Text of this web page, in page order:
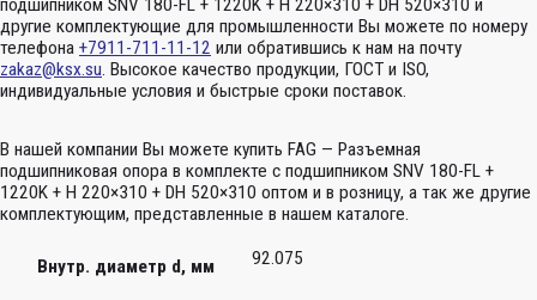
подшипником SNV 180-FL + 1220K + H 220×310 + DH 520×310 и
другие комплектующие для промышленности Вы можете по номеру
телефона +7911-711-11-12 или обратившись к нам на почту
zakaz@ksx.su. Высокое качество продукции, ГОСТ и ISO,
индивидуальные условия и быстрые сроки поставок.
В нашей компании Вы можете купить FAG — Разъемная
подшипниковая опора в комплекте с подшипником SNV 180-FL +
1220K + H 220×310 + DH 520×310 оптом и в розницу, а так же другие
комплектующим, представленные в нашем каталоге.
Внутр. диаметр d, мм 92.075